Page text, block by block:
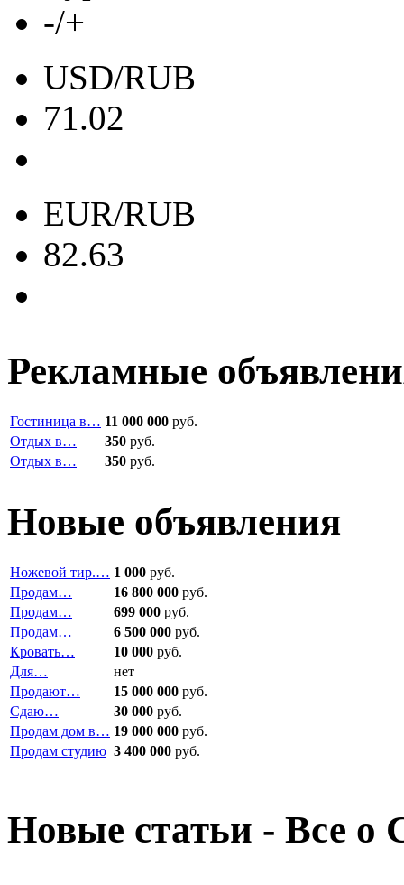
-/+
USD/RUB
71.02
EUR/RUB
82.63
Рекламные
Гостиница в… 11 000 000 руб.
Отдых в…
350 руб.
Отдых в…
350 руб.
Новые объявления
Ножевой тир.… 1 000 руб.
Продам…
16 800 000 руб.
Продам…
699 000 руб.
Продам…
6 500 000 руб.
Кровать…
10 000 руб.
Для…
нет
Продают…
15 000 000 руб.
Сдаю…
30 000 руб.
Продам дом в… 19 000 000 руб.
Продам студию 3 400 000 руб.
Новые статьи - Все о